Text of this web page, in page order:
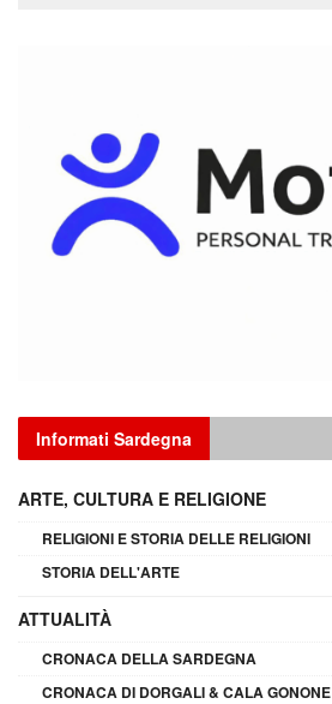
Informati Sardegna
ARTE, CULTURA E RELIGIONE
RELIGIONI E STORIA DELLE RELIGIONI
STORIA DELL'ARTE
ATTUALITÀ
CRONACA DELLA SARDEGNA
CRONACA DI DORGALI & CALA GONONE